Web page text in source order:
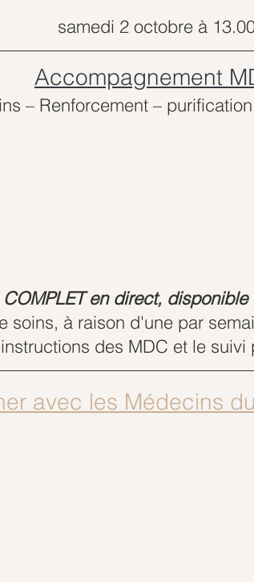
samedi 2 octobre à
Accompagnement
– Renforcement –
COMPLET en direct, disponible
soins, à raison d'une par
instructions des MDC et le suivi
avec les Médecins